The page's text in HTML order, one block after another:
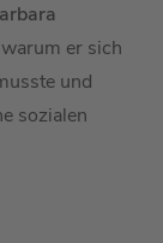
er sich
und
sozialen